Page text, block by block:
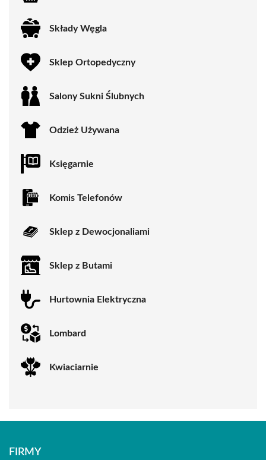
Składy Węgla
Sklep Ortopedyczny
Salony Sukni Ślubnych
Odzież Używana
Księgarnie
Komis Telefonów
Sklep z Dewocjonaliami
Sklep z Butami
Hurtownia Elektryczna
Lombard
Kwiaciarnie
FIRMY